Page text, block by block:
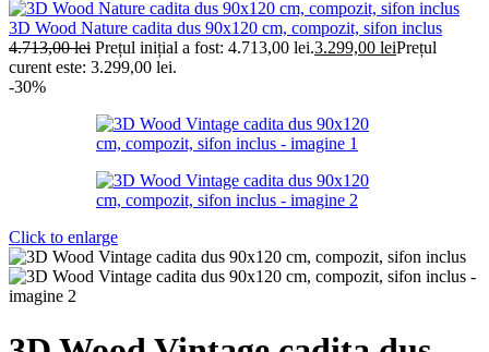
3D Wood Nature cadita dus 90x120 cm, compozit, sifon inclus
4.713,00lei Prețul inițial a fost: 4.713,00 lei.3.299,00 leiPrețul
curent este: 3.299,00 lei.
-30%
Click to enlarge